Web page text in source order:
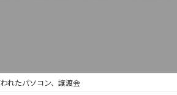
れたパソコン、譲渡会